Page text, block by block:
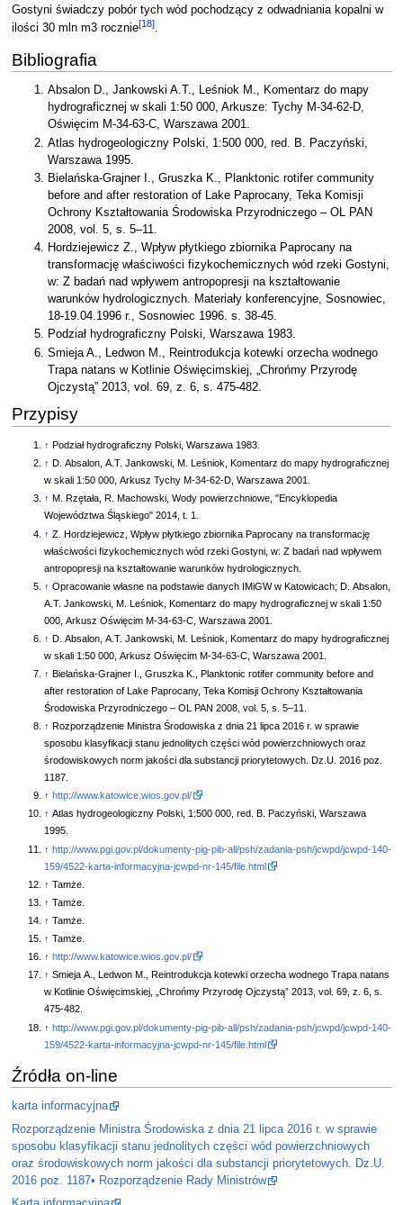
Gostyni świadczy pobór tych wód pochodzący z odwadniania kopalni w
ilości 30 mln m3 rocznie[18].
Bibliografia
Absalon D., Jankowski A.T., Leśniok M., Komentarz do mapy
hydrograficznej w skali 1:50 000, Arkusze: Tychy M-34-62-D,
Oświęcim M-34-63-C, Warszawa 2001.
Atlas hydrogeologiczny Polski, 1:500 000, red. B. Paczyński,
Warszawa 1995.
Bielańska-Grajner I., Gruszka K., Planktonic rotifer community
before and after restoration of Lake Paprocany, Teka Komisji
Ochrony Kształtowania Środowiska Przyrodniczego – OL PAN
2008, vol. 5, s. 5–11.
Hordziejewicz Z., Wpływ płytkiego zbiornika Paprocany na
transformację właściwości fizykochemicznych wód rzeki Gostyni,
w: Z badań nad wpływem antropopresji na kształtowanie
warunków hydrologicznych. Materiały konferencyjne, Sosnowiec,
18-19.04.1996 r., Sosnowiec 1996. s. 38-45.
Podział hydrograficzny Polski, Warszawa 1983.
Smieja A., Ledwon M., Reintrodukcja kotewki orzecha wodnego
Trapa natans w Kotlinie Oświęcimskiej, „Chrońmy Przyrodę
Ojczystą” 2013, vol. 69, z. 6, s. 475-482.
Przypisy
↑ Podział hydrograficzny Polski, Warszawa 1983.
↑ D. Absalon, A.T. Jankowski, M. Leśniok, Komentarz do mapy hydrograficznej
w skali 1:50 000, Arkusz Tychy M-34-62-D, Warszawa 2001.
↑ M. Rzętała, R. Machowski, Wody powierzchniowe, "Encyklopedia
Województwa Śląskiego" 2014, t. 1.
↑ Z. Hordziejewicz, Wpływ płytkiego zbiornika Paprocany na transformację
właściwości fizykochemicznych wód rzeki Gostyni, w: Z badań nad wpływem
antropopresji na kształtowanie warunków hydrologicznych.
↑ Opracowanie własne na podstawie danych IMiGW w Katowicach; D. Absalon,
A.T. Jankowski, M. Leśniok, Komentarz do mapy hydrograficznej w skali 1:50
000, Arkusz Oświęcim M-34-63-C, Warszawa 2001.
↑ D. Absalon, A.T. Jankowski, M. Leśniok, Komentarz do mapy hydrograficznej
w skali 1:50 000, Arkusz Oświęcim M-34-63-C, Warszawa 2001.
↑ Bielańska-Grajner I., Gruszka K., Planktonic rotifer community before and
after restoration of Lake Paprocany, Teka Komisji Ochrony Kształtowania
Środowiska Przyrodniczego – OL PAN 2008, vol. 5, s. 5–11.
↑ Rozporządzenie Ministra Środowiska z dnia 21 lipca 2016 r. w sprawie
sposobu klasyfikacji stanu jednolitych części wód powierzchniowych oraz
środowiskowych norm jakości dla substancji priorytetowych. Dz.U. 2016 poz.
1187.
↑ http://www.katowice.wios.gov.pl/
↑ Atlas hydrogeologiczny Polski, 1:500 000, red. B. Paczyński, Warszawa
1995.
↑ http://www.pgi.gov.pl/dokumenty-pig-pib-all/psh/zadania-psh/jcwpd/jcwpd-140-
159/4522-karta-informacyjna-jcwpd-nr-145/file.html
↑ Tamże.
↑ Tamże.
↑ Tamże.
↑ Tamże.
↑ http://www.katowice.wios.gov.pl/
↑ Smieja A., Ledwon M., Reintrodukcja kotewki orzecha wodnego Trapa natans
w Kotlinie Oświęcimskiej, „Chrońmy Przyrodę Ojczystą” 2013, vol. 69, z. 6, s.
475-482.
↑ http://www.pgi.gov.pl/dokumenty-pig-pib-all/psh/zadania-psh/jcwpd/jcwpd-140-
159/4522-karta-informacyjna-jcwpd-nr-145/file.html
Źródła on-line
karta informacyjna
Rozporządzenie Ministra Środowiska z dnia 21 lipca 2016 r. w sprawie
sposobu klasyfikacji stanu jednolitych części wód powierzchniowych
oraz środowiskowych norm jakości dla substancji priorytetowych. Dz.U.
2016 poz. 1187• Rozporządzenie Rady Ministrów